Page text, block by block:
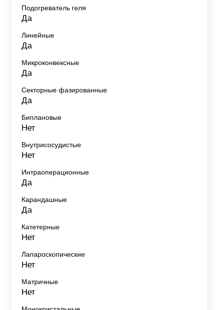
Подогреватель геля
Да
Линейные
Да
Микроконвексные
Да
Секторные фазированные
Да
Биплановые
Нет
Внутрисосудистые
Нет
Интраоперационные
Да
Карандашные
Да
Катетерные
Нет
Лапароскопические
Нет
Матричные
Нет